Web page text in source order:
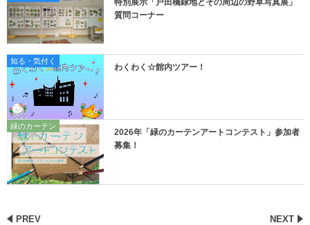
特別展示「戸田橋緑地とその周辺の野草写真展」
質問コーナー
知る・気付く
わくわく☆館内ツアー！
緑のカーテン
2026年「緑のカーテンアートコンテスト」参加者
募集！
PREV NEXT